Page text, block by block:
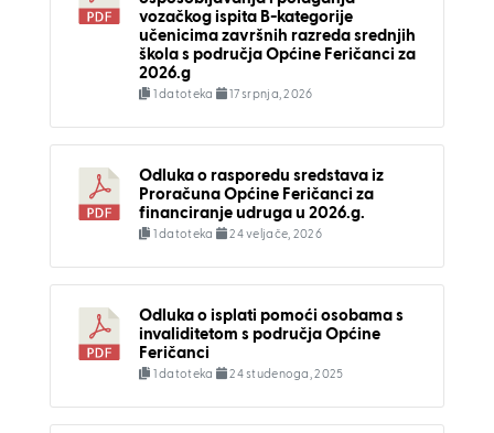
vozačkog ispita B-kategorije
učenicima završnih razreda srednjih
škola s područja Općine Feričanci za
2026.g
1 datoteka 17 srpnja, 2026
Odluka o rasporedu sredstava iz
Proračuna Općine Feričanci za
financiranje udruga u 2026.g.
1 datoteka 24 veljače, 2026
Odluka o isplati pomoći osobama s
invaliditetom s područja Općine
Feričanci
1 datoteka 24 studenoga, 2025